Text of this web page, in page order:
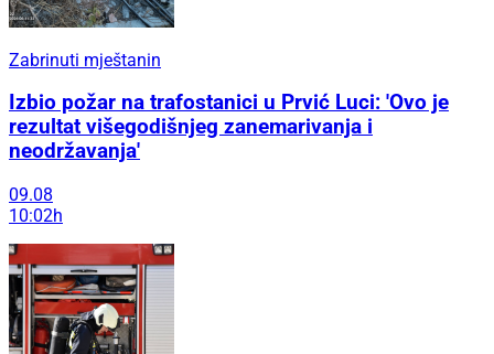
Zabrinuti mještanin
Izbio požar na trafostanici u Prvić Luci: 'Ovo je
rezultat višegodišnjeg zanemarivanja i
neodržavanja'
09.08
10:02h